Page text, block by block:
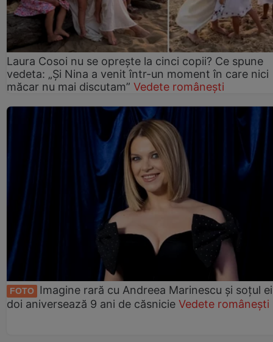
Laura Cosoi nu se oprește la cinci copii? Ce spune
vedeta: „Și Nina a venit într-un moment în care nici
măcar nu mai discutam” Vedete românești
FOTO
Imagine rară cu Andreea Marinescu și soțul
doi aniversează 9 ani de căsnicie Vedete românești